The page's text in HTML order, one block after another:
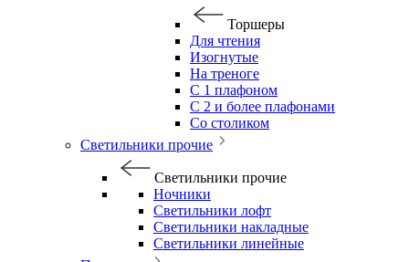
Торшеры
Для чтения
Изогнутые
На треноге
С 1 плафоном
С 2 и более плафонами
Со столиком
Светильники прочие
Светильники прочие
Ночники
Светильники лофт
Светильники накладные
Светильники линейные